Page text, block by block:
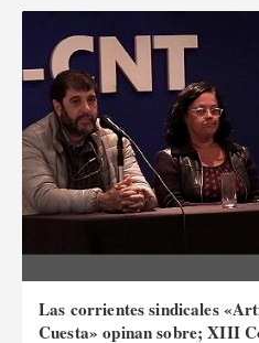
Las corrientes sindicales
Cuesta» opinan sobre; XIII